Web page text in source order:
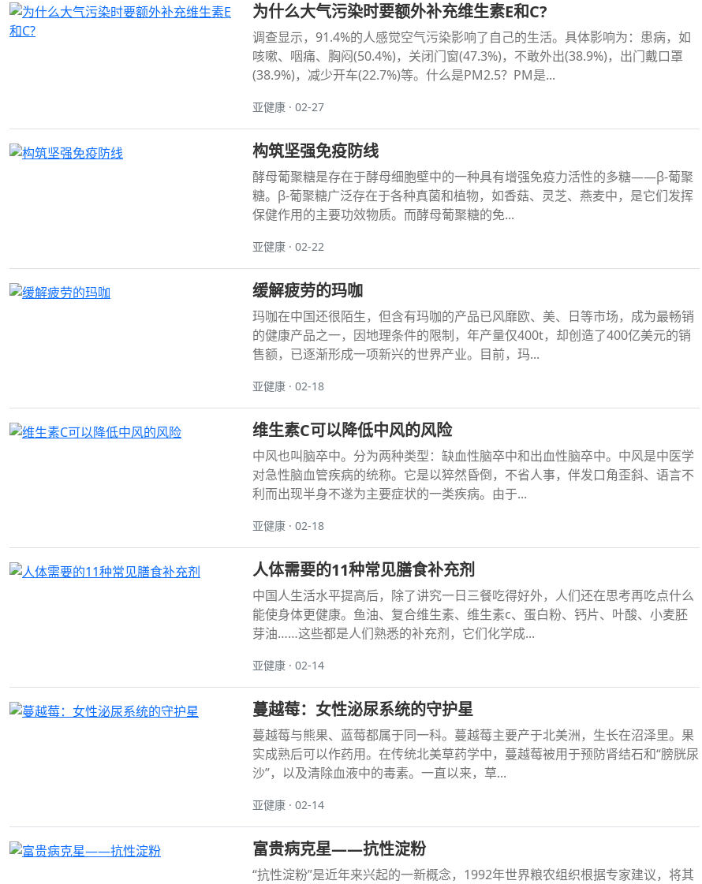
为什么大气污染时要额外补充维生素E和C?
调查显示，91.4%的人感觉空气污染影响了自己的生活。具体影响为：患病，如
咳嗽、咽痛、胸闷(50.4%)，关闭门窗(47.3%)，不敢外出(38.9%)，出门戴口罩
(38.9%)，减少开车(22.7%)等。什么是PM2.5？PM是...
亚健康 · 02-27
构筑坚强免疫防线
酵母葡聚糖是存在于酵母细胞壁中的一种具有增强免疫力活性的多糖——β-葡聚
糖。β-葡聚糖广泛存在于各种真菌和植物，如香菇、灵芝、燕麦中，是它们发挥
保健作用的主要功效物质。而酵母葡聚糖的免...
亚健康 · 02-22
缓解疲劳的玛咖
玛咖在中国还很陌生，但含有玛咖的产品已风靡欧、美、日等市场，成为最畅销
的健康产品之一，因地理条件的限制，年产量仅400t，却创造了400亿美元的销
售额，已逐渐形成一项新兴的世界产业。目前，玛...
亚健康 · 02-18
维生素C可以降低中风的风险
中风也叫脑卒中。分为两种类型：缺血性脑卒中和出血性脑卒中。中风是中医学
对急性脑血管疾病的统称。它是以猝然昏倒，不省人事，伴发口角歪斜、语言不
利而出现半身不遂为主要症状的一类疾病。由于...
亚健康 · 02-18
人体需要的11种常见膳食补充剂
中国人生活水平提高后，除了讲究一日三餐吃得好外，人们还在思考再吃点什么
能使身体更健康。鱼油、复合维生素、维生素c、蛋白粉、钙片、叶酸、小麦胚
芽油……这些都是人们熟悉的补充剂，它们化学成...
亚健康 · 02-14
蔓越莓：女性泌尿系统的守护星
蔓越莓与熊果、蓝莓都属于同一科。蔓越莓主要产于北美洲，生长在沼泽里。果
实成熟后可以作药用。在传统北美草药学中，蔓越莓被用于预防肾结石和“膀胱尿
沙”，以及清除血液中的毒素。一直以来，草...
亚健康 · 02-14
富贵病克星——抗性淀粉
“抗性淀粉”是近年来兴起的一新概念，1992年世界粮农组织根据专家建议，将其